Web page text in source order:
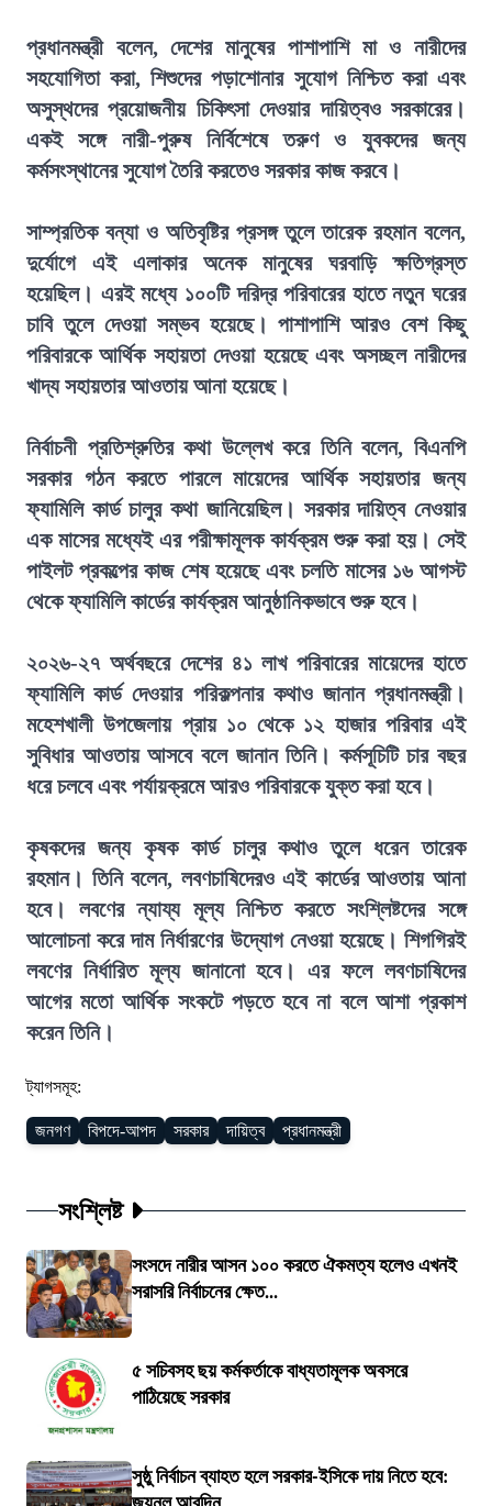
প্রধানমন্ত্রী বলেন, দেশের মানুষের পাশাপাশি মা ও নারীদের
সহযোগিতা করা, শিশুদের পড়াশোনার সুযোগ নিশ্চিত করা এবং
অসুস্থদের প্রয়োজনীয় চিকিৎসা দেওয়ার দায়িত্বও সরকারের।
একই সঙ্গে নারী-পুরুষ নির্বিশেষে তরুণ ও যুবকদের জন্য
কর্মসংস্থানের সুযোগ তৈরি করতেও সরকার কাজ করবে।
সাম্প্রতিক বন্যা ও অতিবৃষ্টির প্রসঙ্গ তুলে তারেক রহমান বলেন,
দুর্যোগে এই এলাকার অনেক মানুষের ঘরবাড়ি ক্ষতিগ্রস্ত
হয়েছিল। এরই মধ্যে ১০০টি দরিদ্র পরিবারের হাতে নতুন ঘরের
চাবি তুলে দেওয়া সম্ভব হয়েছে। পাশাপাশি আরও বেশ কিছু
পরিবারকে আর্থিক সহায়তা দেওয়া হয়েছে এবং অসচ্ছল নারীদের
খাদ্য সহায়তার আওতায় আনা হয়েছে।
নির্বাচনী প্রতিশ্রুতির কথা উল্লেখ করে তিনি বলেন, বিএনপি
সরকার গঠন করতে পারলে মায়েদের আর্থিক সহায়তার জন্য
ফ্যামিলি কার্ড চালুর কথা জানিয়েছিল। সরকার দায়িত্ব নেওয়ার
এক মাসের মধ্যেই এর পরীক্ষামূলক কার্যক্রম শুরু করা হয়। সেই
পাইলট প্রকল্পের কাজ শেষ হয়েছে এবং চলতি মাসের ১৬ আগস্ট
থেকে ফ্যামিলি কার্ডের কার্যক্রম আনুষ্ঠানিকভাবে শুরু হবে।
২০২৬-২৭ অর্থবছরে দেশের ৪১ লাখ পরিবারের মায়েদের হাতে
ফ্যামিলি কার্ড দেওয়ার পরিকল্পনার কথাও জানান প্রধানমন্ত্রী।
মহেশখালী উপজেলায় প্রায় ১০ থেকে ১২ হাজার পরিবার এই
সুবিধার আওতায় আসবে বলে জানান তিনি। কর্মসূচিটি চার বছর
ধরে চলবে এবং পর্যায়ক্রমে আরও পরিবারকে যুক্ত করা হবে।
কৃষকদের জন্য কৃষক কার্ড চালুর কথাও তুলে ধরেন তারেক
রহমান। তিনি বলেন, লবণচাষিদেরও এই কার্ডের আওতায় আনা
হবে। লবণের ন্যায্য মূল্য নিশ্চিত করতে সংশ্লিষ্টদের সঙ্গে
আলোচনা করে দাম নির্ধারণের উদ্যোগ নেওয়া হয়েছে। শিগগিরই
লবণের নির্ধারিত মূল্য জানানো হবে। এর ফলে লবণচাষিদের
আগের মতো আর্থিক সংকটে পড়তে হবে না বলে আশা প্রকাশ
করেন তিনি।
ট্যাগসমূহ:
জনগণ বিপদে-আপদ সরকার দায়িত্ব প্রধানমন্ত্রী
সংশ্লিষ্ট
সংসদে নারীর আসন ১০০ করতে ঐকমত্য হলেও এখনই
সরাসরি নির্বাচনের ক্ষেত...
৫ সচিবসহ ছয় কর্মকর্তাকে বাধ্যতামূলক অবসরে
পাঠিয়েছে সরকার
সুষ্ঠু নির্বাচন ব্যাহত হলে সরকার-ইসিকে দায় নিতে হবে: